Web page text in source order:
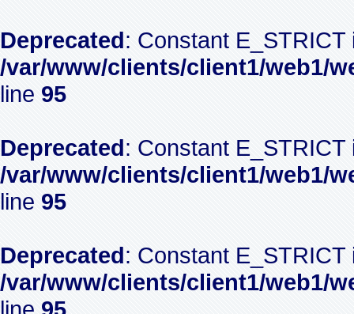
Deprecated: Constant
/var/www/clients/client1/web1/
line 95
Deprecated: Constant
/var/www/clients/client1/web1/
line 95
Deprecated: Constant
/var/www/clients/client1/web1/